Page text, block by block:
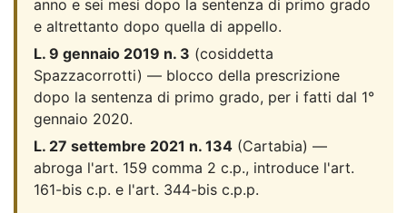
anno e sei mesi dopo la sentenza di primo grado
e altrettanto dopo quella di appello.
L. 9 gennaio 2019 n. 3 (cosiddetta
Spazzacorrotti) — blocco della prescrizione
dopo la sentenza di primo grado, per i fatti dal 1°
gennaio 2020.
L. 27 settembre 2021 n. 134 (Cartabia) —
abroga l'art. 159 comma 2 c.p., introduce l'art.
161-bis c.p. e l'art. 344-bis c.p.p.